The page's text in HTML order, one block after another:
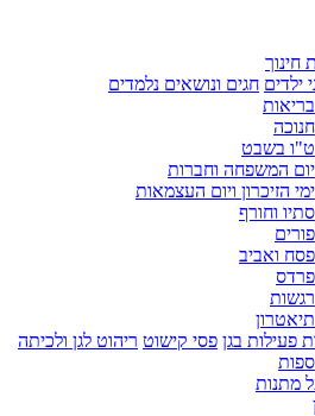
חינוך
ילדים חגים ונושאים נלמדים
בריאות
חנוכה
ט"ו בשבט
יום המשפחה וחברות
ימי הזיכרון ויום העצמאות
סתיו וחורף
פורים
פסח ואביב
פרדס
רגשות
תיאטרון
פעילות בגן פסי קישוט ריהוט לגן ולכיתה
ספות
מתנות